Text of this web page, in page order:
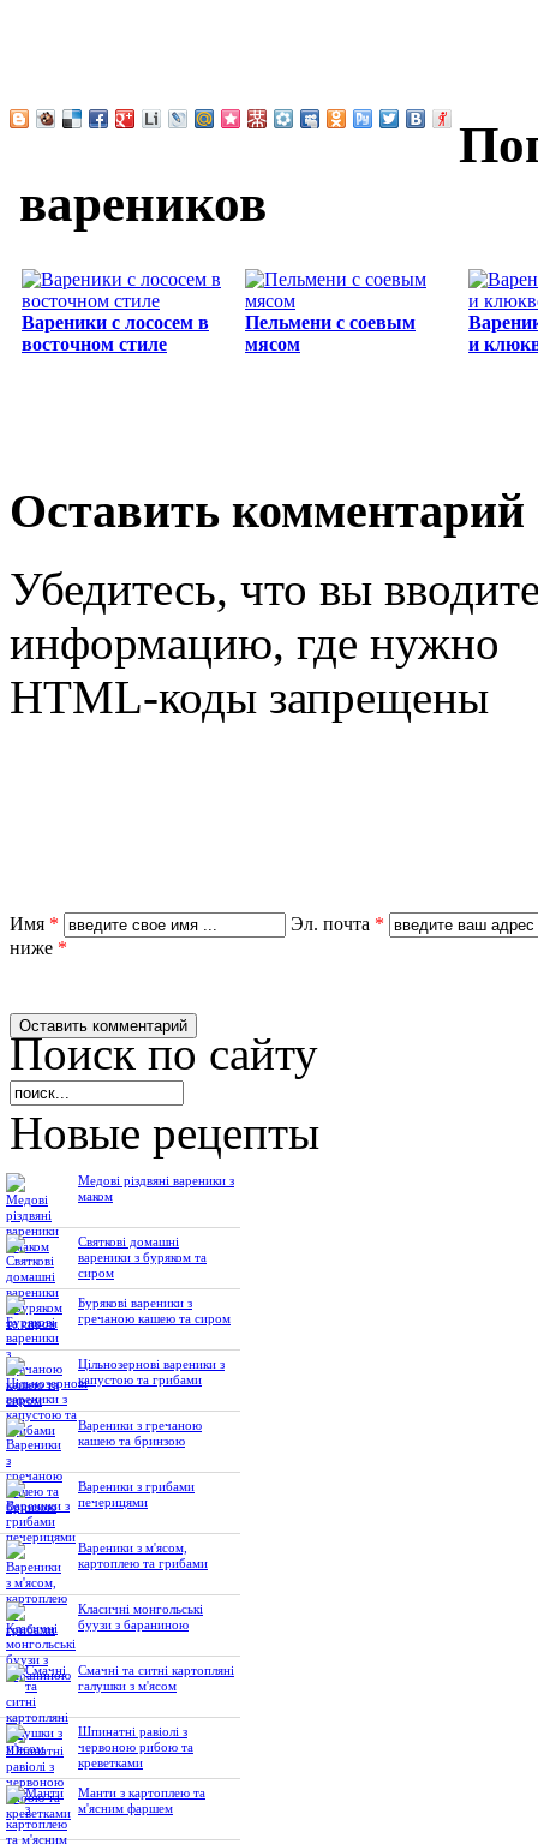
вареников
Вареники с лососем в
восточном стиле
Пельмени с соевым
мясом
и
Оставить комментарий
Убедитесь, что вы
информацию, где нужно
HTML-коды запрещены
Имя * Эл. почта *
ниже *
Поиск по сайту
Новые рецепты
Медові різдвяні вареники з
маком
Святкові домашні
вареники з буряком та
сиром
Бурякові вареники з
гречаною кашею та сиром
Цільнозернові вареники з
капустою та грибами
Вареники з гречаною
кашею та бринзою
Вареники з грибами
печерицями
Вареники з м'ясом,
картоплею та грибами
Класичні монгольські
буузи з бараниною
Смачні та ситні картопляні
галушки з м'ясом
Шпинатні равіолі з
червоною рибою та
креветками
Манти з картоплею та
м'ясним фаршем